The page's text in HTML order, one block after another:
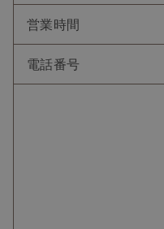
営業時間
電話番号